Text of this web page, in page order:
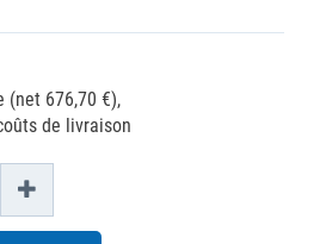
(net 676,70 €),
de livraison